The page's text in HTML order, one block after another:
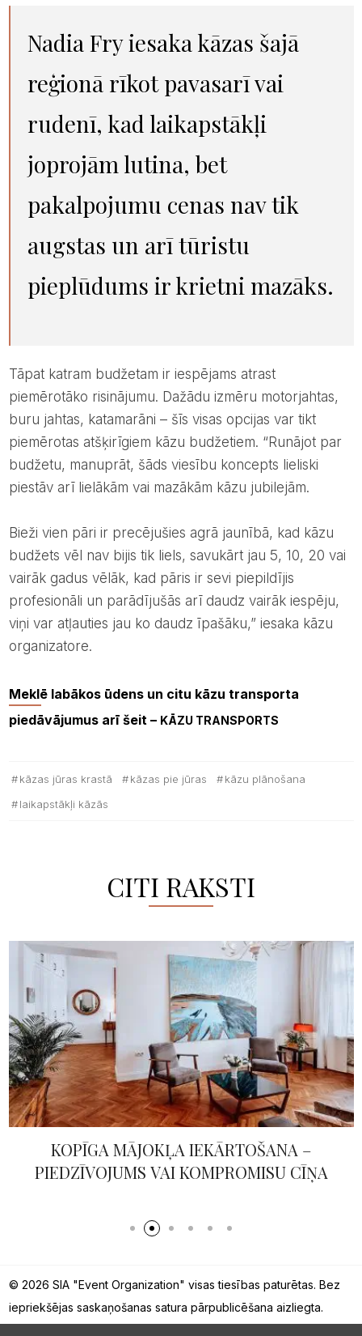
Nadia Fry iesaka kāzas šajā
reģionā rīkot pavasarī vai
rudenī, kad laikapstākļi
joprojām lutina, bet
pakalpojumu cenas nav tik
augstas un arī tūristu
pieplūdums ir krietni mazāks.
Tāpat katram budžetam ir iespējams atrast
piemērotāko risinājumu. Dažādu izmēru motorjahtas,
buru jahtas, katamarāni – šīs visas opcijas var tikt
piemērotas atšķirīgiem kāzu budžetiem. “Runājot par
budžetu, manuprāt, šāds viesību koncepts lieliski
piestāv arī lielākām vai mazākām kāzu jubilejām.
Bieži vien pāri ir precējušies agrā jaunībā, kad kāzu
budžets vēl nav bijis tik liels, savukārt jau 5, 10, 20 vai
vairāk gadus vēlāk, kad pāris ir sevi piepildījis
profesionāli un parādījušās arī daudz vairāk iespēju,
viņi var atļauties jau ko daudz īpašāku,” iesaka kāzu
organizatore.
Meklē labākos ūdens un citu kāzu transporta
piedāvājumus arī šeit – KĀZU TRANSPORTS
kāzas jūras krastā kāzas pie jūras
kāzu plānošana
laikapstākļi kāzās
CITI RAKSTI
KOPĪGA MĀJOKĻA IEKĀRTOŠANA –
PIEDZĪVOJUMS VAI KOMPROMISU CĪŅA
© 2026 SIA "Event Organization" visas tiesības paturētas. Bez
iepriekšējas saskaņošanas satura pārpublicēšana aizliegta.